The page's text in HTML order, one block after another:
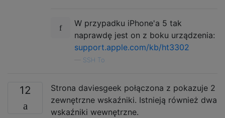
W przypadku iPhone'a 5 tak
naprawdę jest on z boku urządzenia:
support.apple.com/kb/ht3302
SSH To
12
Strona daviesgeek połączona z pokazuje 2
zewnętrzne wskaźniki. Istnieją również dwa
wskaźniki wewnętrzne.